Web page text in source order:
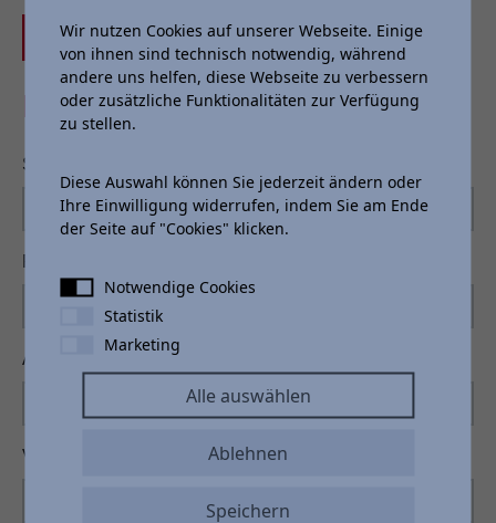
Jetzt Anfragen
PROBEFAHRT
Standort
Anrede
Vorname
Wir nutzen Cookies auf unserer Webseite. Einige
von ihnen sind technisch notwendig, während
andere uns helfen, diese Webseite zu verbessern
oder zusätzliche Funktionalitäten zur Verfügung
zu stellen.
Diese Auswahl können Sie jederzeit ändern oder
Ihre Einwilligung widerrufen, indem Sie am Ende
der Seite auf "Cookies" klicken.
Notwendige Cookies
Statistik
Marketing
Alle auswählen
Ablehnen
Speichern